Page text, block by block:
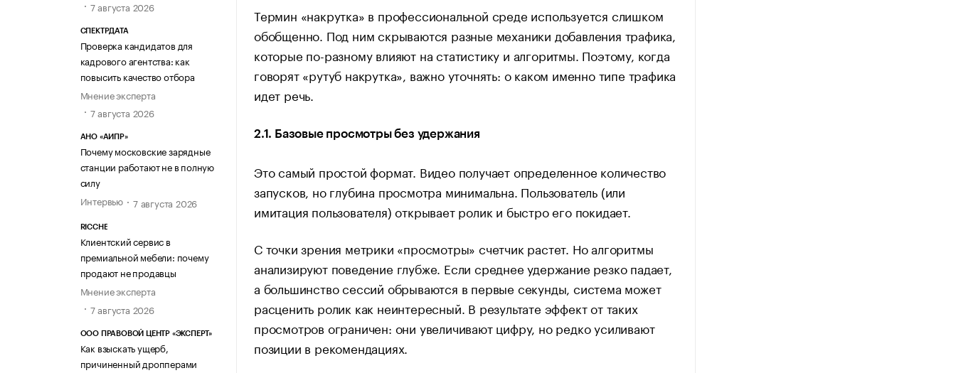
7 августа 2026
СПЕКТРДАТА
Проверка кандидатов для
кадрового агентства: как
повысить качество отбора
Мнение эксперта
7 августа 2026
АНО «АИПР»
Почему московские зарядные
станции работают не в полную
силу
Интервью
7 августа 2026
RICCHE
Клиентский сервис в
премиальной мебели: почему
продают не продавцы
Мнение эксперта
7 августа 2026
ООО ПРАВОВОЙ ЦЕНТР «ЭКСПЕРТ»
Как взыскать ущерб,
причиненный дропперами
Термин «накрутка» в профессиональной среде используется слишком
обобщенно. Под ним скрываются разные механики добавления трафика,
которые по-разному влияют на статистику и алгоритмы. Поэтому, когда
говорят «рутуб накрутка», важно уточнять: о каком именно типе трафика
идет речь.
2.1. Базовые просмотры без удержания
Это самый простой формат. Видео получает определенное количество
запусков, но глубина просмотра минимальна. Пользователь (или
имитация пользователя) открывает ролик и быстро его покидает.
С точки зрения метрики «просмотры» счетчик растет. Но алгоритмы
анализируют поведение глубже. Если среднее удержание резко падает,
а большинство сессий обрываются в первые секунды, система может
расценить ролик как неинтересный. В результате эффект от таких
просмотров ограничен: они увеличивают цифру, но редко усиливают
позиции в рекомендациях.